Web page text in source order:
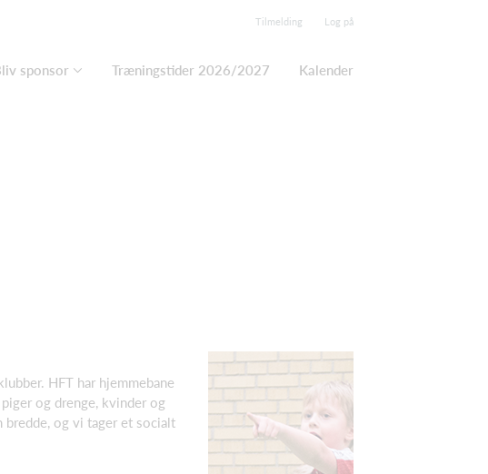
Tilmelding Log på
sponsor Træningstider 2026/2027 Kalender
HFT har hjemmebane
og drenge, kvinder og
og vi tager et socialt